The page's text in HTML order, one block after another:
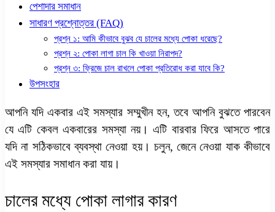
পেশাদার সমাধান
সাধারণ প্রশ্নোত্তর (FAQ)
প্রশ্ন ১: আমি কীভাবে বুঝব যে চালের মধ্যে পোকা ধরেছে?
প্রশ্ন ২: পোকা লাগা চাল কি খাওয়া নিরাপদ?
প্রশ্ন ৩: ফ্রিজে চাল রাখলে পোকা প্রতিরোধ করা যাবে কি?
উপসংহার
আপনি যদি একবার এই সমস্যার সম্মুখীন হন, তবে আপনি বুঝতে পারবেন
যে এটি কেবল একবারের সমস্যা নয়। এটি বারবার ফিরে আসতে পারে
যদি না সঠিকভাবে ব্যবস্থা নেওয়া হয়। চলুন, জেনে নেওয়া যাক কীভাবে
এই সমস্যার সমাধান করা যায়।
চালের মধ্যে পোকা লাগার কারণ